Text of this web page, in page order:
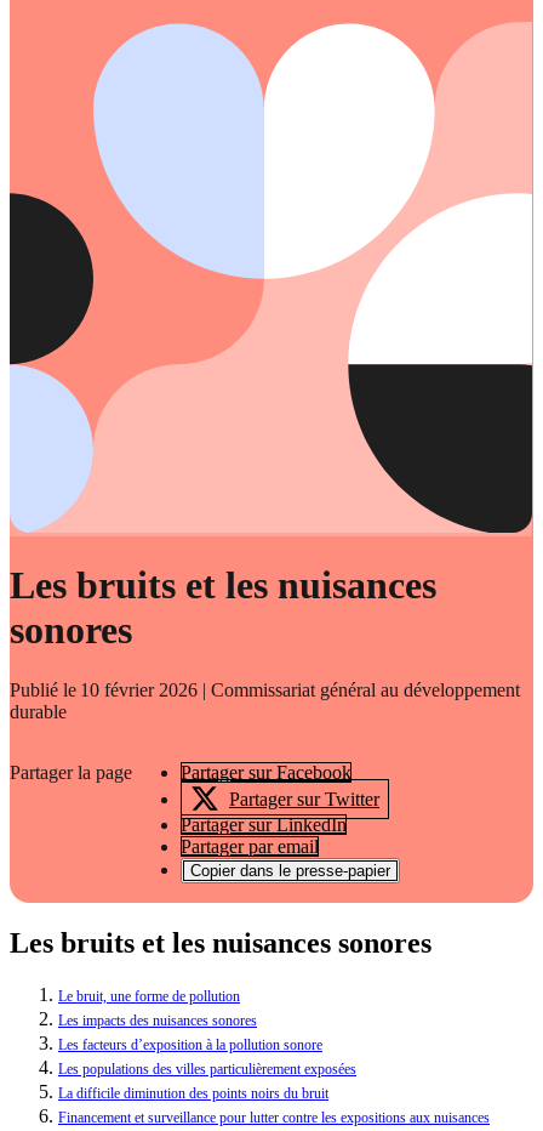
Les bruits et les nuisances
sonores
Publié le 10 février 2026 | Commissariat général au développement
durable
Partager la page
Partager sur Facebook
Partager sur Twitter
Partager sur LinkedIn
Partager par email
Copier dans le presse-papier
Les bruits et les nuisances sonores
Le bruit, une forme de pollution
Les impacts des nuisances sonores
Les facteurs d’exposition à la pollution sonore
Les populations des villes particulièrement exposées
La difficile diminution des points noirs du bruit
Financement et surveillance pour lutter contre les expositions aux nuisances